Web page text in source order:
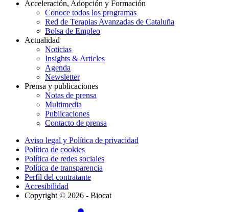
Acceleración, Adopción y Formación
Conoce todos los programas
Red de Terapias Avanzadas de Cataluña
Bolsa de Empleo
Actualidad
Noticias
Insights & Articles
Agenda
Newsletter
Prensa y publicaciones
Notas de prensa
Multimedia
Publicaciones
Contacto de prensa
Aviso legal y Política de privacidad
Política de cookies
Política de redes sociales
Política de transparencia
Perfil del contratante
Accesibilidad
Copyright © 2026 - Biocat